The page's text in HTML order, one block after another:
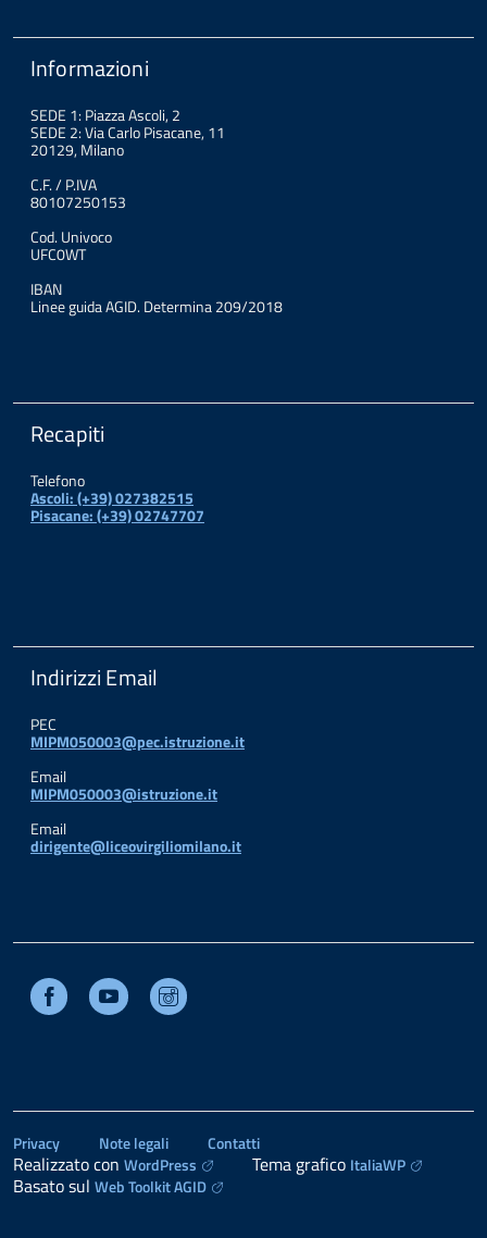
Informazioni
SEDE 1: Piazza Ascoli, 2
SEDE 2: Via Carlo Pisacane, 11
20129, Milano
C.F. / P.IVA
80107250153
Cod. Univoco
UFC0WT
IBAN
Linee guida AGID. Determina 209/2018
Recapiti
Telefono
Ascoli: (+39) 027382515
Pisacane: (+39) 02747707
Indirizzi Email
PEC
MIPM050003@pec.istruzione.it
Email
MIPM050003@istruzione.it
Email
dirigente@liceovirgiliomilano.it
Facebook Youtube
Privacy Note legali Contatti
Realizzato con WordPress Tema grafico ItaliaWP
Basato sul Web Toolkit AGID